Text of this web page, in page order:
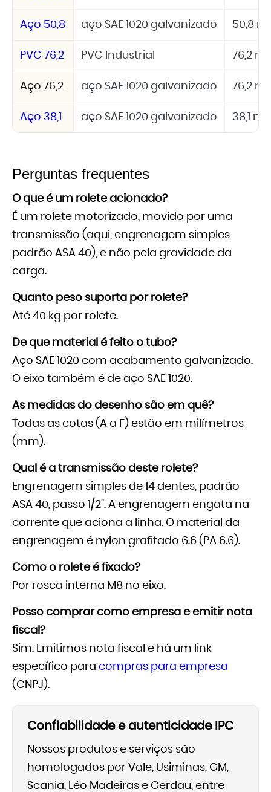
Aço 50,8 aço SAE 1020 galvanizado 50,8
PVC 76,2 PVC Industrial 76,2
Aço 76,2 aço SAE 1020 galvanizado 76,2
Aço 38,1 aço SAE 1020 galvanizado 38,1
Perguntas frequentes
O que é um rolete acionado?
É um rolete motorizado, movido por uma
transmissão (aqui, engrenagem simples
padrão ASA 40), e não pela gravidade da
carga.
Quanto peso suporta por rolete?
Até 40 kg por rolete.
De que material é feito o tubo?
Aço SAE 1020 com acabamento galvanizado.
O eixo também é de aço SAE 1020.
As medidas do desenho são em quê?
Todas as cotas (A a F) estão em milímetros
(mm).
Qual é a transmissão deste rolete?
Engrenagem simples de 14 dentes, padrão
ASA 40, passo 1/2". A engrenagem engata na
corrente que aciona a linha. O material da
engrenagem é nylon grafitado 6.6 (PA 6.6).
Como o rolete é fixado?
Por rosca interna M8 no eixo.
Posso comprar como empresa e emitir nota
fiscal?
Sim. Emitimos nota fiscal e há um link
específico para compras para empresa
(CNPJ).
Confiabilidade e autenticidade IPC
Nossos produtos e serviços são
homologados por Vale, Usiminas, GM,
Scania, Léo Madeiras e Gerdau, entre